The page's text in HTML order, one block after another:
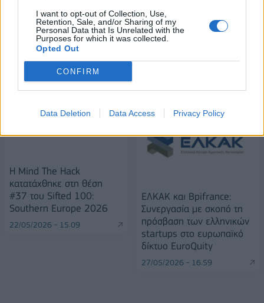
I want to opt-out of Collection, Use,
Retention, Sale, and/or Sharing of my
Personal Data that Is Unrelated with the
Purposes for which it was collected.
Opted Out
CONFIRM
Data Deletion Data Access Privacy Policy
ΠΕΡΙΣΣΌΤΕΡΑ ΣΕ ΑΥΤΉ ΤΗΝ ΚΑΤΗΓΟΡΊΑ
Η Mind The Hack
κατατάχθηκε στη θέση
#37 του Sifted 100:
Southern Europe 2026
22/05/2026 - 15:09
ΕΛΚΑΚ και Bpifrance:
Συνεργασία με σκοπό τη
πρόσβαση των ελληνικών
startups στο ευρωπαϊκό
δίκτυο EuroQuity
27/05/2026 - 16:59